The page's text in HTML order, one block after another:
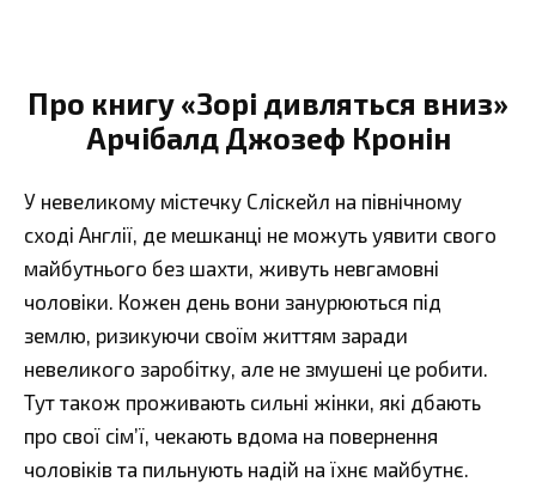
Про книгу «Зорі дивляться вниз»
Арчібалд Джозеф Кронін
У невеликому містечку Сліскейл на північному
сході Англії, де мешканці не можуть уявити свого
майбутнього без шахти, живуть невгамовні
чоловіки. Кожен день вони занурюються під
землю, ризикуючи своїм життям заради
невеликого заробітку, але не змушені це робити.
Тут також проживають сильні жінки, які дбають
про свої сім’ї, чекають вдома на повернення
чоловіків та пильнують надій на їхнє майбутнє.